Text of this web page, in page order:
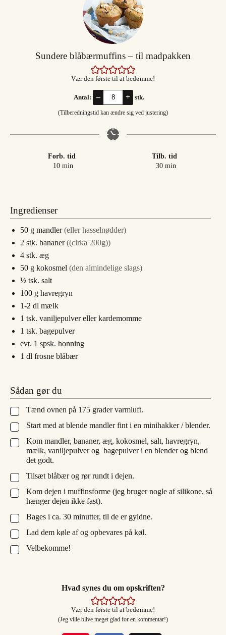
Sundere blåbærmuffins – til madpakken
Vær den første til at bedømme!
Antal: – + stk.
(Tilberedningstid kan ændre sig ved justering)
Forb. tid
10minutter
min
Tilb. tid
30minutter
min
Ingredienser
50 g mandler (eller hasselnødder)
2 stk. bananer ((cirka 200g))
4 stk. æg
50 g kokosmel (den almindelige slags)
½ tsk. salt
100 g havregryn
1-2 dl mælk
1 tsk. vaniljepulver eller kardemomme
1 tsk. bagepulver
evt. 1 spsk. honning
1 dl frosne blåbær
Sådan gør du
▢
Tænd ovnen på 175 grader varmluft.
▢
Start med at blende mandler fint i en minihakker / blender.
▢
Kom mandler, bananer, æg, kokosmel, salt, havregryn,
mælk, vaniljepulver og bagepulver i en blender og blend
det godt.
▢
Tilsæt blåbær og rør rundt i dejen.
▢
Kom dejen i muffinsforme (jeg bruger nogle af silikone, så
hænger dejen ikke fast).
▢
Bages i ca. 30 minutter, til de er gyldne.
▢
Lad dem køle af og opbevares på køl.
▢
Velbekomme!
Hvad synes du om opskriften?
Vær den første til at bedømme!
(Jeg ville blive meget glad for en kommentar!)